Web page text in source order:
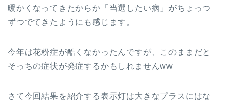
暖かくなってきたからか「当選したい病」がちょっつ
ずつでてきたようにも感じます。
今年は花粉症が酷くなかったんですが、このままだと
そっちの症状が発症するかもしれませんww
さて今回結果を紹介する表示灯は大きなプラスにはな